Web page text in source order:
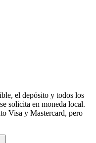
el depósito y todos los
solicita en moneda local.
Visa y Mastercard, pero